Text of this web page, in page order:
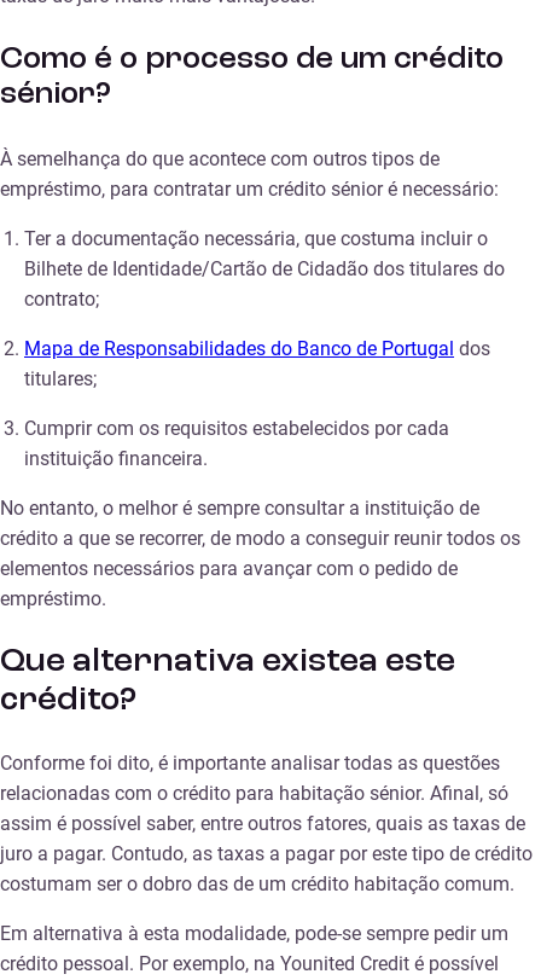
Como é o processo de um crédito
sénior?
À semelhança do que acontece com outros tipos de
empréstimo, para contratar um crédito sénior é necessário:
Ter a documentação necessária, que costuma incluir o
Bilhete de Identidade/Cartão de Cidadão dos titulares do
contrato;
Mapa de Responsabilidades do Banco de Portugal dos
titulares;
Cumprir com os requisitos estabelecidos por cada
instituição financeira.
No entanto, o melhor é sempre consultar a instituição de
crédito a que se recorrer, de modo a conseguir reunir todos os
elementos necessários para avançar com o pedido de
empréstimo.
Que alternativa existea este
crédito?
Conforme foi dito, é importante analisar todas as questões
relacionadas com o crédito para habitação sénior. Afinal, só
assim é possível saber, entre outros fatores, quais as taxas de
juro a pagar. Contudo, as taxas a pagar por este tipo de crédito
costumam ser o dobro das de um crédito habitação comum.
Em alternativa à esta modalidade, pode-se sempre pedir um
crédito pessoal. Por exemplo, na Younited Credit é possível